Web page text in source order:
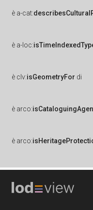
è a-cat:
è a-loc:
è clv:isGeometryFor di
è arco:
è arco: